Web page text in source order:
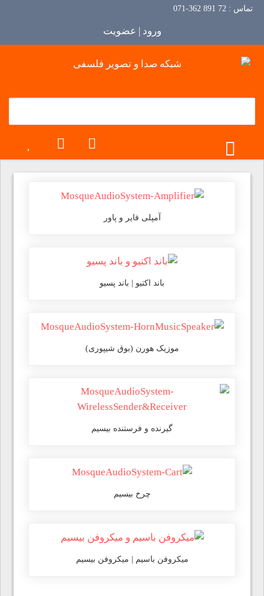
تماس : 72 891 362-071
ورود | عضویت
TOGGLE MENU
آمپلی فایر و پاور
باند اکتیو | باند پسیو
موزیک هورن (بوق شیپوری)
گیرنده و فرستنده بیسیم
چرخ بیسیم
میکروفن باسیم | میکروفن بیسیم